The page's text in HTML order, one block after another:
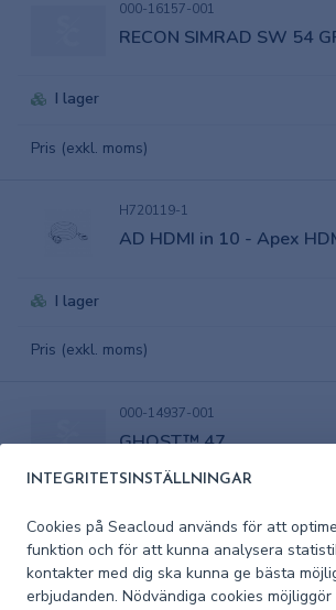
INTEGRITETSINSTÄLLNINGAR
Cookies på Seacloud används för att
funktion och för att kunna analysera
kontakter med dig ska kunna ge bästa
erbjudanden. Nödvändiga cookies
000-16157-001
RECON SIMRAD SW 54
I lager
Pris (exkl. moms)
H720119-1
AD HDMI in 10 - Apex
I lager
Pris (exkl. moms)
000-14937-001
GHOST™ 47
Pris (exkl. moms)